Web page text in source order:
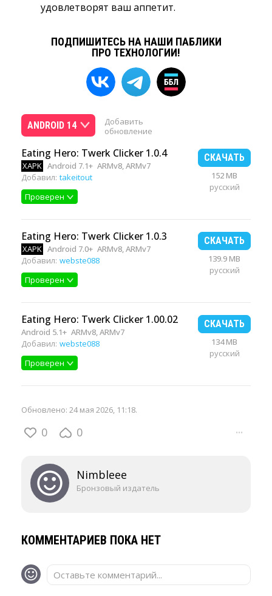
удовлетворят ваш аппетит.
ПОДПИШИТЕСЬ НА НАШИ ПАБЛИКИ
ПРО ТЕХНОЛОГИИ!
ANDROID 14
Добавить
обновление
Eating Hero: Twerk Clicker 1.0.4
XAPK Android 7.1+ ARMv8, ARMv7
Добавил: takeitout
Проверен
СКАЧАТЬ
152 MB
русский
Eating Hero: Twerk Clicker 1.0.3
XAPK Android 7.0+ ARMv8, ARMv7
Добавил: webste088
Проверен
СКАЧАТЬ
139.9 MB
русский
Eating Hero: Twerk Clicker 1.00.02
Android 5.1+ ARMv8, ARMv7
Добавил: webste088
Проверен
СКАЧАТЬ
134 MB
русский
Обновлено: 24 мая 2026, 11:18.
0 0 ···
Nimbleee
Бронзовый издатель
КОММЕНТАРИЕВ ПОКА НЕТ
Оставьте комментарий...